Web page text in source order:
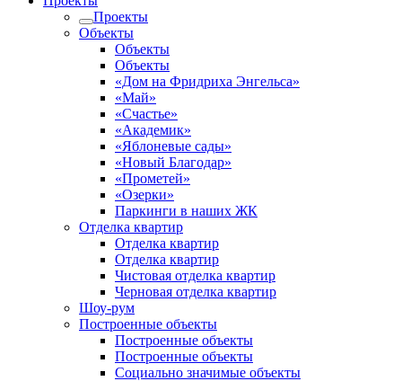
Проекты
Объекты
Объекты
Объекты
«Дом на Фридриха Энгельса»
«Май»
«Счастье»
«Академик»
«Яблоневые сады»
«Новый Благодар»
«Прометей»
«Озерки»
Паркинги в наших ЖК
Отделка квартир
Отделка квартир
Отделка квартир
Чистовая отделка квартир
Черновая отделка квартир
Шоу-рум
Построенные объекты
Построенные объекты
Построенные объекты
Социально значимые объекты